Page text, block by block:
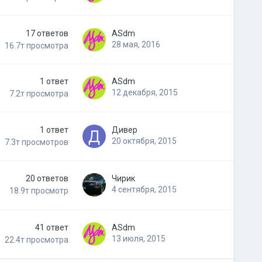
17 ответов
16.7т просмотра
ASdm
28 мая, 2016
1 ответ
7.2т просмотра
ASdm
12 декабря, 2015
1 ответ
7.3т просмотров
Дивер
20 октября, 2015
20 ответов
18.9т просмотр
Чирик
4 сентября, 2015
41 ответ
22.4т просмотра
ASdm
13 июля, 2015